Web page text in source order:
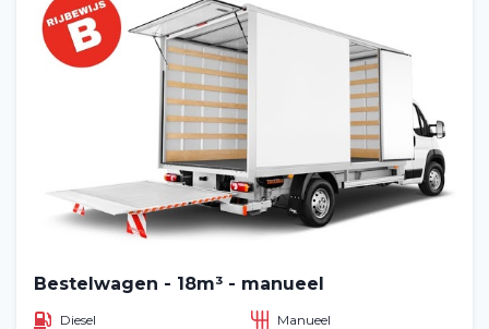
Bestelwagen - 18m³ - manueel
Diesel
Manueel